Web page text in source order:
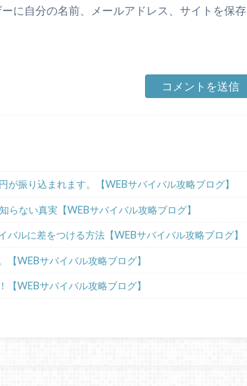
に自分の名前、メールアドレス、サイトを保存
が振り込まれます。【WEBサバイバル攻略ブログ】
らない真実【WEBサバイバル攻略ブログ】
ルに差をつける方法【WEBサバイバル攻略ブログ】
WEBサバイバル攻略ブログ】
WEBサバイバル攻略ブログ】